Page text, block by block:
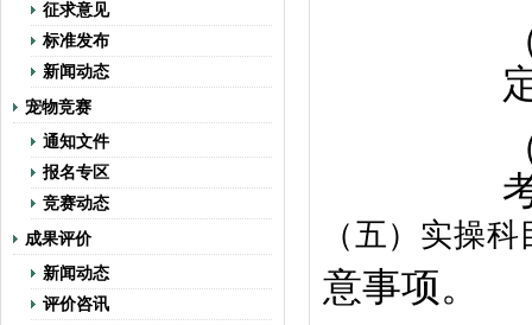
征求意见
标准发布
新闻动态
宠物竞赛
通知文件
报名专区
竞赛动态
成果评价
新闻动态
评价咨讯
（五）实操
意事项。